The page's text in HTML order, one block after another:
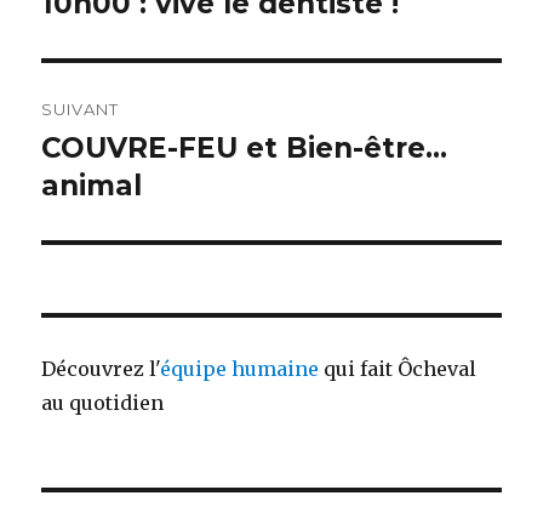
SUIVANT
Article
suivant :
COUVRE-FEU et Bien-être…
animal
Découvrez l'équipe humaine qui fait Ôcheval
au quotidien